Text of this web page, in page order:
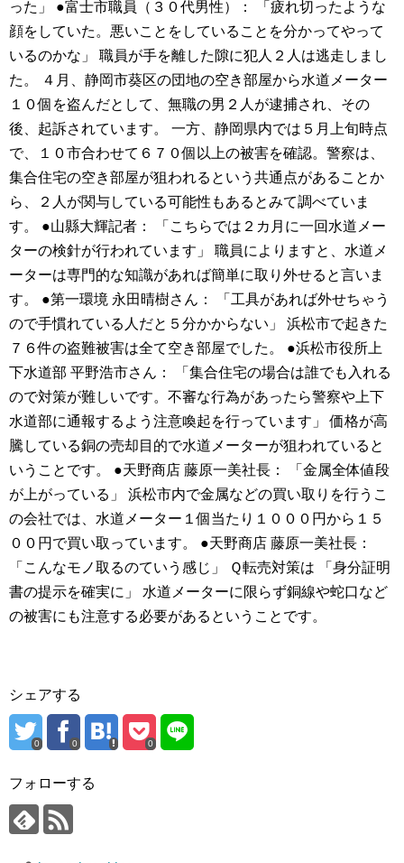
った」 ●富士市職員（３０代男性）： 「疲れ切ったような
顔をしていた。悪いことをしていることを分かってやって
いるのかな」 職員が手を離した隙に犯人２人は逃走しまし
た。 ４月、静岡市葵区の団地の空き部屋から水道メーター
１０個を盗んだとして、無職の男２人が逮捕され、その
後、起訴されています。 一方、静岡県内では５月上旬時点
で、１０市合わせて６７０個以上の被害を確認。警察は、
集合住宅の空き部屋が狙われるという共通点があることか
ら、２人が関与している可能性もあるとみて調べていま
す。 ●山縣大輝記者： 「こちらでは２カ月に一回水道メー
ターの検針が行われています」 職員によりますと、水道メ
ーターは専門的な知識があれば簡単に取り外せると言いま
す。 ●第一環境 永田晴樹さん： 「工具があれば外せちゃう
ので手慣れている人だと５分かからない」 浜松市で起きた
７６件の盗難被害は全て空き部屋でした。 ●浜松市役所上
下水道部 平野浩市さん： 「集合住宅の場合は誰でも入れる
ので対策が難しいです。不審な行為があったら警察や上下
水道部に通報するよう注意喚起を行っています」 価格が高
騰している銅の売却目的で水道メーターが狙われていると
いうことです。 ●天野商店 藤原一美社長： 「金属全体値段
が上がっている」 浜松市内で金属などの買い取りを行うこ
の会社では、水道メーター１個当たり１０００円から１５
００円で買い取っています。 ●天野商店 藤原一美社長：
「こんなモノ取るのていう感じ」 Ｑ転売対策は 「身分証明
書の提示を確実に」 水道メーターに限らず銅線や蛇口など
の被害にも注意する必要があるということです。
シェアする
0 0 0
フォローする